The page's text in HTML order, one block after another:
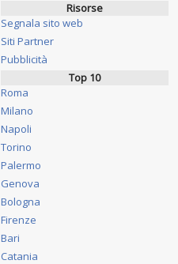
Risorse
Segnala sito web
Siti Partner
Pubblicità
Top 10
Roma
Milano
Napoli
Torino
Palermo
Genova
Bologna
Firenze
Bari
Catania